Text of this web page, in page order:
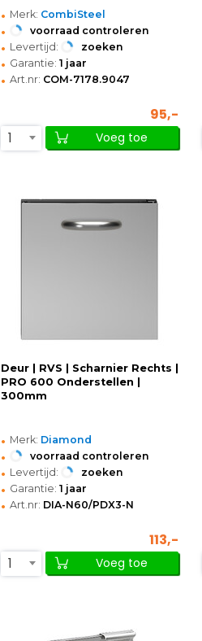
• Merk: CombiSteel
• voorraad controleren
• Levertijd: zoeken
• Garantie: 1 jaar
• Art.nr: COM-7178.9047
95,-
1
Voeg toe
Deur | RVS | Scharnier Rechts |
PRO 600 Onderstellen |
300mm
• Merk: Diamond
• voorraad controleren
• Levertijd: zoeken
• Garantie: 1 jaar
• Art.nr: DIA-N60/PDX3-N
113,-
1
Voeg toe